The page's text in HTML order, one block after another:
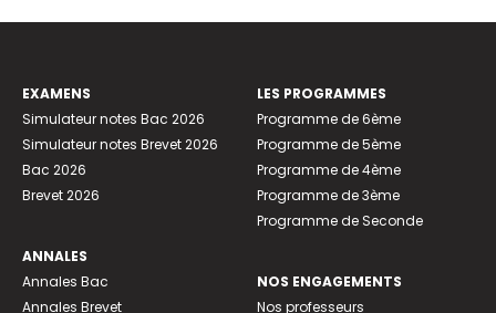
EXAMENS
Simulateur notes Bac 2026
Simulateur notes Brevet 2026
Bac 2026
Brevet 2026
ANNALES
Annales Bac
Annales Brevet
LES PROGRAMMES
Programme de 6ème
Programme de 5ème
Programme de 4ème
Programme de 3ème
Programme de Seconde
NOS ENGAGEMENTS
Nos professeurs